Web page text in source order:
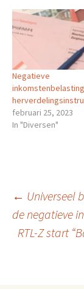
Negatieve
februari 25, 2023
In "Diversen"
← Universeel
de negatieve
RTL-Z start